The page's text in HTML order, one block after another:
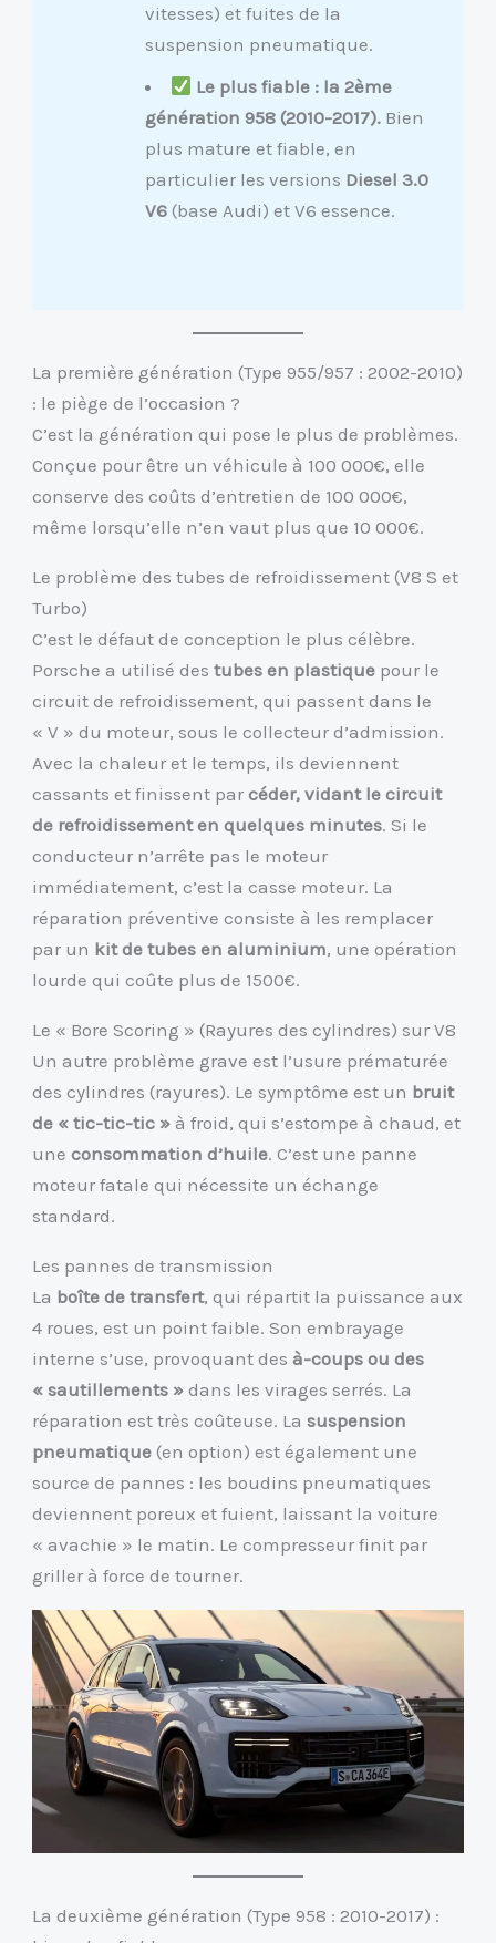
vitesses) et fuites de la
suspension pneumatique.
Le plus fiable : la 2ème
génération 958 (2010-2017).Bien
plus mature et fiable, en
particulier les versions Diesel 3.0
V6(base Audi) et V6 essence.
La première génération (Type 955/957 : 2002-2010)
: le piège de l’occasion ?
C’est la génération qui pose le plus de problèmes.
Conçue pour être un véhicule à 100 000€, elle
conserve des coûts d’entretien de 100 000€,
même lorsqu’elle n’en vaut plus que 10 000€.
Le problème des tubes de refroidissement (V8 S et
Turbo)
C’est le défaut de conception le plus célèbre.
Porsche a utilisé destubes en plastique pour le
circuit de refroidissement, qui passent dans le
« V » du moteur, sous le collecteur d’admission.
Avec la chaleur et le temps, ils deviennent
cassants et finissent parcéder, vidant le circuit
de refroidissement en quelques minutes. Si le
conducteur n’arrête pas le moteur
immédiatement, c’est la casse moteur. La
réparation préventive consiste à les remplacer
par un kit de tubes en aluminium, une opération
lourde qui coûte plus de 1500€.
Le « Bore Scoring » (Rayures des cylindres) sur V8
Un autre problème grave est l’usure prématurée
des cylindres (rayures). Le symptôme est un bruit
de « tic-tic-tic » à froid, qui s’estompe à chaud, et
uneconsommation d’huile. C’est une panne
moteur fatale qui nécessite un échange
standard.
Les pannes de transmission
La boîte de transfert, qui répartit la puissance aux
4 roues, est un point faible. Son embrayage
interne s’use, provoquant desà-coups ou des
« sautillements » dans les virages serrés. La
réparation est très coûteuse. Lasuspension
pneumatique (en option) est également une
source de pannes : les boudins pneumatiques
deviennent poreux et fuient, laissant la voiture
« avachie » le matin. Le compresseur finit par
griller à force de tourner.
La deuxième génération (Type 958 : 2010-2017) :